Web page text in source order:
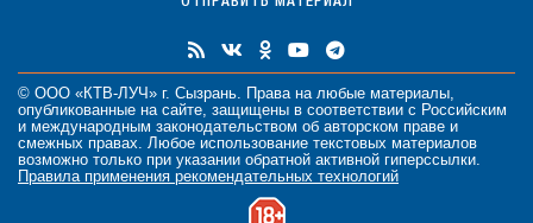
© ООО «КТВ-ЛУЧ» г. Сызрань. Права на любые материалы
опубликованные на сайте, защищены в соответствии с Российским
и международным законодательством об авторском праве и
смежных правах. Любое использование текстовых материалов
возможно только при указании обратной активной гиперссылки.
Правила применения рекомендательных технологий